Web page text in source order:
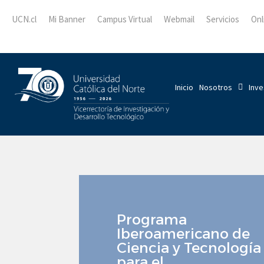
UCN.cl Mi Banner Campus Virtual Webmail Servicios
Inicio Nosotros
Programa
Iberoamericano de
Ciencia y Tecnología